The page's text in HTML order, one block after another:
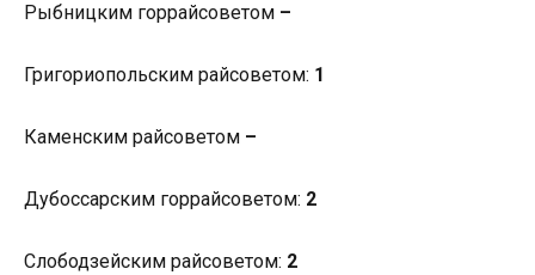
Рыбницким горрайсоветом –
Григориопольским райсоветом: 1
Каменским райсоветом –
Дубоссарским горрайсоветом: 2
Слободзейским райсоветом: 2